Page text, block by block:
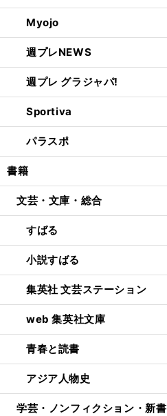
Myojo
週プレNEWS
週プレ グラジャパ!
Sportiva
パラスポ
書籍
文芸・文庫・総合
すばる
小説すばる
集英社 文芸ステーション
web 集英社文庫
青春と読書
アジア人物史
学芸・ノンフィクション・新書